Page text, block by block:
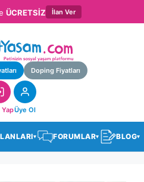
ÜCRETSİZ İlan Ver
Doping Fiyatları
YapÜye Ol
▾ FORUMLAR▾ BLOG▾